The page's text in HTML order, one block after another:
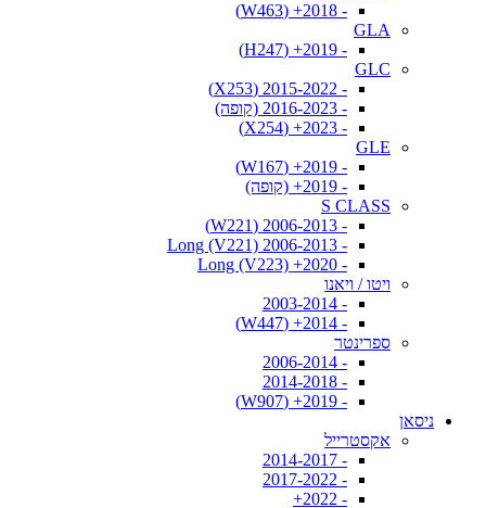
- 2018+ (W463)
GLA
- 2019+ (H247)
GLC
- 2015-2022 (X253)
- 2016-2023 (קופה)
- 2023+ (X254)
GLE
- 2019+ (W167)
- 2019+ (קופה)
S CLASS
- 2006-2013 (W221)
- 2006-2013 Long (V221)
- 2020+ Long (V223)
ויטו / ויאנו
- 2003-2014
- 2014+ (W447)
ספרינטר
- 2006-2014
- 2014-2018
- 2019+ (W907)
ניסאן
אקסטרייל
- 2014-2017
- 2017-2022
- 2022+